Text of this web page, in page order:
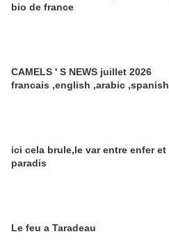
bio de france
CAMELS ' S NEWS juillet 2026
francais ,english ,arabic ,spanish
ici cela brule,le var entre enfer et
paradis
Le feu a Taradeau